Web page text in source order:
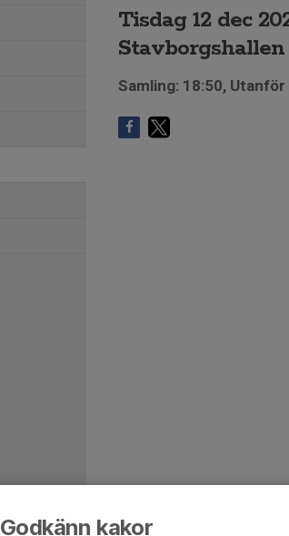
Tisdag 12 dec
Samling: 18:50, Utanför
Godkänn kakor